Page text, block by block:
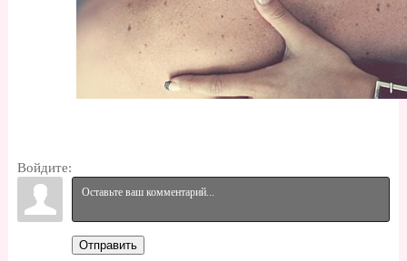
Войдите:
Отправить